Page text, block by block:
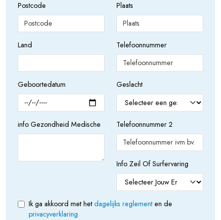
Postcode
Land
Geboortedatum
info Gezondheid Medische
Plaats
Telefoonnummer
Geslacht
Telefoonnummer 2
Info Zeil Of Surfervaring
Ik ga akkoord met het dagelijks reglementen de
privacyverklaring